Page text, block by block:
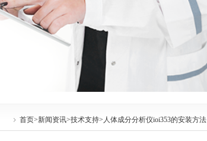
首页>新闻资讯>技术支持>人体成分分析仪ioi353的安装方法